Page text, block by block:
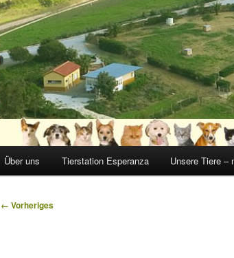
Über uns Tierstation Esperanza Unsere Tiere –
Bilder-
← Vorheriges